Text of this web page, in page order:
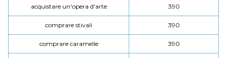
acquistare un'opera d'arte 390
comprare stivali 390
comprare caramelle 390